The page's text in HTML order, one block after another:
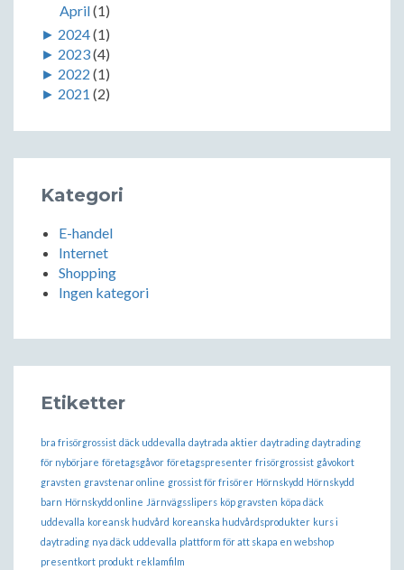
April(1)
► 2024(1)
► 2023(4)
► 2022 (1)
► 2021 (2)
Kategori
E-handel
Internet
Shopping
Ingen kategori
Etiketter
bra frisörgrossist däck uddevalla daytrada aktier daytrading daytrading
för nybörjare företagsgåvor företagspresenter frisörgrossist gåvokort
gravsten gravstenar online grossist för frisörer Hörnskydd Hörnskydd
barn Hörnskydd online Järnvägsslipers köp gravsten köpa däck
uddevalla koreansk hudvård koreanska hudvårdsprodukter kurs i
daytrading nya däck uddevalla plattform för att skapa en webshop
presentkort produkt reklamfilm